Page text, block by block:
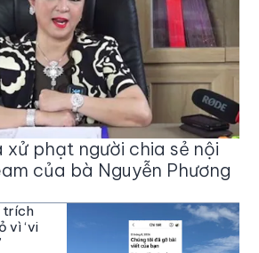
xử phạt người chia sẻ nội
của bà Nguyễn Phương
trích
vì ‘vi